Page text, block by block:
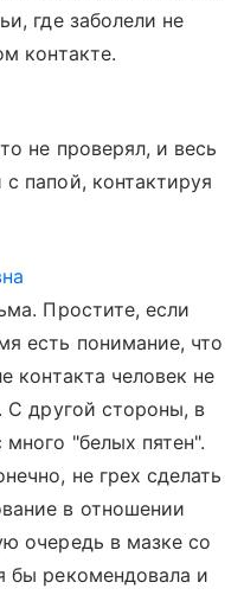
где заболели не
контакте.
не проверял, и весь
папой, контактируя
Простите, если
есть понимание, что
контакта человек не
С другой стороны, в
"белых пятен".
не грех сделать
в отношении
очередь в мазке со
бы рекомендовала и